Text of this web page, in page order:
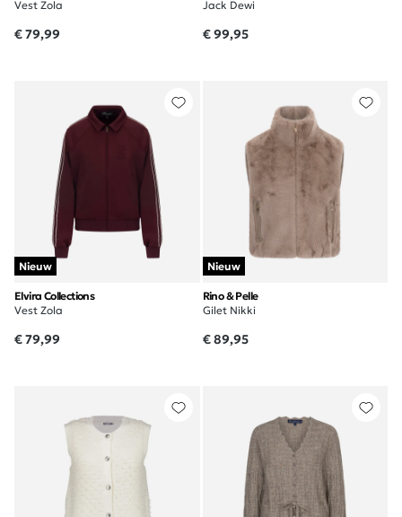
Vest Zola
€ 79,99
Jack Dewi
€ 99,95
Nieuw
Elvira Collections
Vest Zola
€ 79,99
Nieuw
Rino & Pelle
Gilet Nikki
€ 89,95